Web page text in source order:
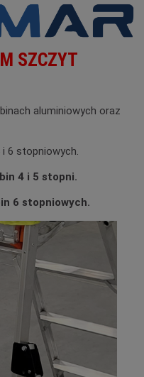
SZCZYT
aluminiowych oraz
6 stopniowych.
4 i 5 stopni.
6 stopniowych.